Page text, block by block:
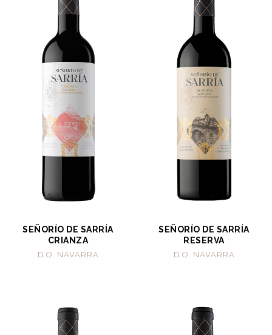
SEÑORÍO DE SARRÍA
CRIANZA
D.O. NAVARRA
SEÑORÍO DE SARRÍA
RESERVA
D.O. NAVARRA